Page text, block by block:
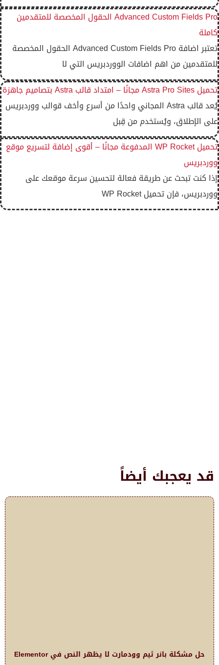
Advanced Custom Fields Pro الحقول المخصصة للمتقدمين
كاملة
تعتبر اضافة Advanced Custom Fields Pro الحقول المخصصة
للمتقدمين من اهم اضافات الووردبريس التي لا
تحميل Astra Pro Sites مجانًا – امتداد قالب Astra بتصاميم جاهزة
يُعد قالب Astra المجاني واحدًا من أسرع وأخف قوالب ووردبريس
على الإطلاق، ويُستخدم من قِبل
تحميل WP Rocket المدفوعة مجانًا – أقوى إضافة لتسريع موقع
ووردبريس
إذا كنت تبحث عن طريقة فعالة لتحسين سرعة موقعك على
ووردبريس، فإن تحميل WP Rocket
قد يعجبك أيضاً
حل مشكلة بانر ثيم وودمارت لا يظهر النص في Elementor